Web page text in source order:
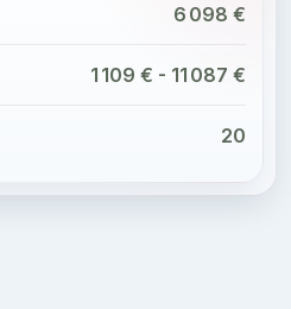
6 098 €
1 109 € - 11 087 €
20